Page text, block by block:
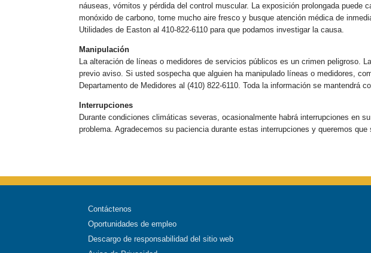
náuseas, vómitos y pérdida del control muscular. La exposición prolongada
monóxido de carbono, tome mucho aire fresco y busque atención médica de
Utilidades de Easton al 410-822-6110 para que podamos investigar la causa.
Manipulación
La alteración de líneas o medidores de servicios públicos es un crimen peligroso.
previo aviso. Si usted sospecha que alguien ha manipulado líneas o medidores,
Departamento de Medidores al (410) 822-6110. Toda la información se mantendrá
Interrupciones
Durante condiciones climáticas severas, ocasionalmente habrá interrupciones en
problema. Agradecemos su paciencia durante estas interrupciones y queremos
Contáctenos
Oportunidades de empleo
Descargo de responsabilidad del sitio web